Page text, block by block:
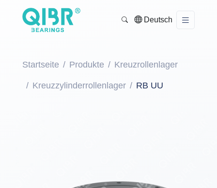
Deutsch
Startseite Produkte Kreuzrollenlager
Kreuzzylinderrollenlager RB UU